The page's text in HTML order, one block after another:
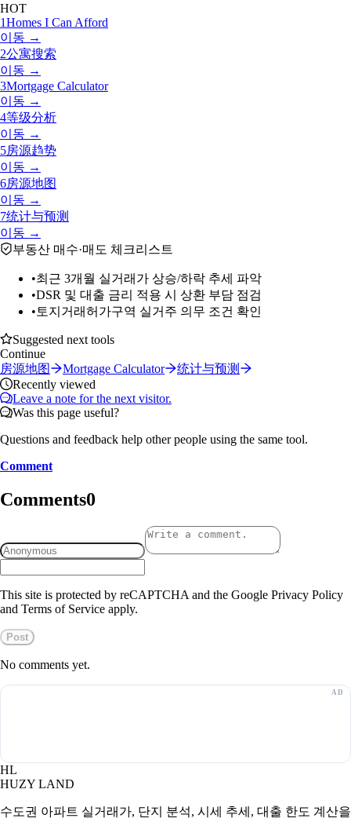
HOT
1Homes I Can Afford
이동 →
2公寓搜索
이동 →
3Mortgage Calculator
이동 →
4等级分析
이동 →
5房源趋势
이동 →
6房源地图
이동 →
7统计与预测
이동 →
부동산 매수·매도 체크리스트
•최근 3개월 실거래가 상승/하락 추세 파악
•DSR 및 대출 금리 적용 시 상환 부담 점검
• 토지거래허가구역 실거주 의무 조건 확인
Suggested next tools
Continue
房源地图
Mortgage Calculator
统计与预测
Recently viewed
Leave a note for the next visitor.
Was this page useful?
Questions and feedback help other people using the same tool.
Comment
Comments0
This site is protected by reCAPTCHA and the Google Privacy Policy
and Terms of Service apply.
Post
No comments yet.
HL
HUZY LAND
수도권 아파트 실거래가, 단지 분석, 시세 추세, 대출 한도 계산을